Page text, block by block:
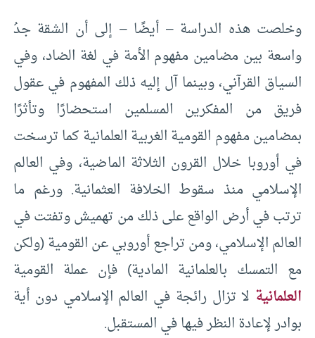
وخلصت هذه الدراسة – أيضًا – إلى أن الشقة جدُ
واسعة بين مضامين مفهوم الأمة في لغة الضاد، وفي
السياق القرآني، وبينما آل إليه ذلك المفهوم في عقول
فريق من المفكرين المسلمين استحضارًا وتأثرًا
بمضامين مفهوم القومية الغربية العلمانية كما ترسخت
في أوروبا خلال القرون الثلاثة الماضية، وفي العالم
الإسلامي منذ سقوط الخلافة العثمانية. ورغم ما
ترتب في أرض الواقع على ذلك من تهميش وتفتت في
العالم الإسلامي، ومن تراجع أوروبي عن القومية (ولكن
مع التمسك بالعلمانية المادية) فإن عملة القومية
العلمانية لا تزال رائجة في العالم الإسلامي دون أية
بوادر لإعادة النظر فيها في المستقبل.